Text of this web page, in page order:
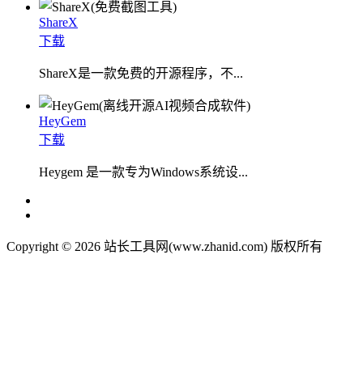
ShareX
下载
ShareX是一款免费的开源程序，不...
HeyGem
下载
Heygem 是一款专为Windows系统设...
Copyright © 2026 站长工具网(www.zhanid.com) 版权所有